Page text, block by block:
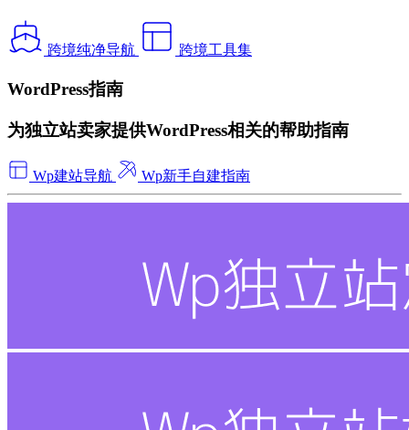
跨境纯净导航 跨境工具集
WordPress指南
为独立站卖家提供WordPress相关的帮助指南
Wp建站导航 Wp新手自建指南